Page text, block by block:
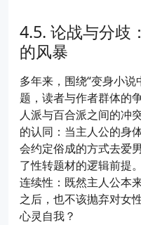
论战与分歧
的风暴
多年来，围绕“变身小
题，读者与作者群体的
人派与百合派之间的冲
的认同：当主人公的身
会约定俗成的方式去爱
了性转题材的逻辑前提
连续性：既然主人公本
之后，也不该抛弃对女
心灵自我？